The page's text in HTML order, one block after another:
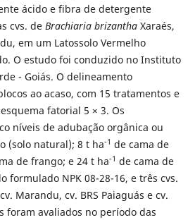
ácido e fibra de detergente
cvs. de Brachiaria brizanthaXaraés,
em um Latossolo Vermelho
O estudo foi conduzido no Instituto
- Goiás. O delineamento
ao acaso, com 15 tratamentos e
fatorial 5 × 3. Os
níveis de adubação orgânica ou
(solo natural); 8 t ha-1 de cama de
de frango; e 24 t ha-1 de cama de
formulado NPK 08-28-16, e três cvs.
Marandu, cv. BRS Paiaguás e cv.
foram avaliados no período das